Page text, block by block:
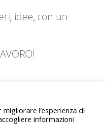
idee, con un
l’esperienza di
informazioni